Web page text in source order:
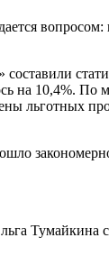
вопросом:
на 10,4%.
льготных
Тумайкина